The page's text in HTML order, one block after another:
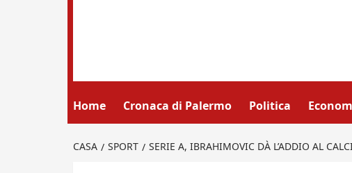
Home Cronaca di Palermo Politica
CASA SPORT SERIE A, IBRAHIMOVIC DÀ L’ADDIO AL